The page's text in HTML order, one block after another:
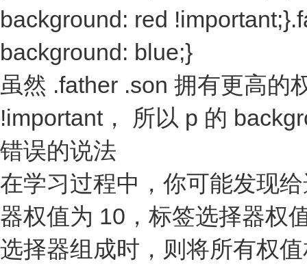
background: red
background: blue;}
虽然 .father .son 拥有更高的
!important， 所以 p 的
错误的说法
在学习过程中，你可能发现
器权值为 10，标签选择器权
选择器组成时，则将所有权